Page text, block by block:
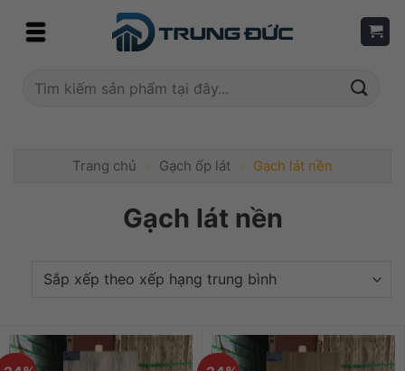
Tìm
Trang chủ » Gạch ốp lát » Gạch lát nền
Gạch lát nền